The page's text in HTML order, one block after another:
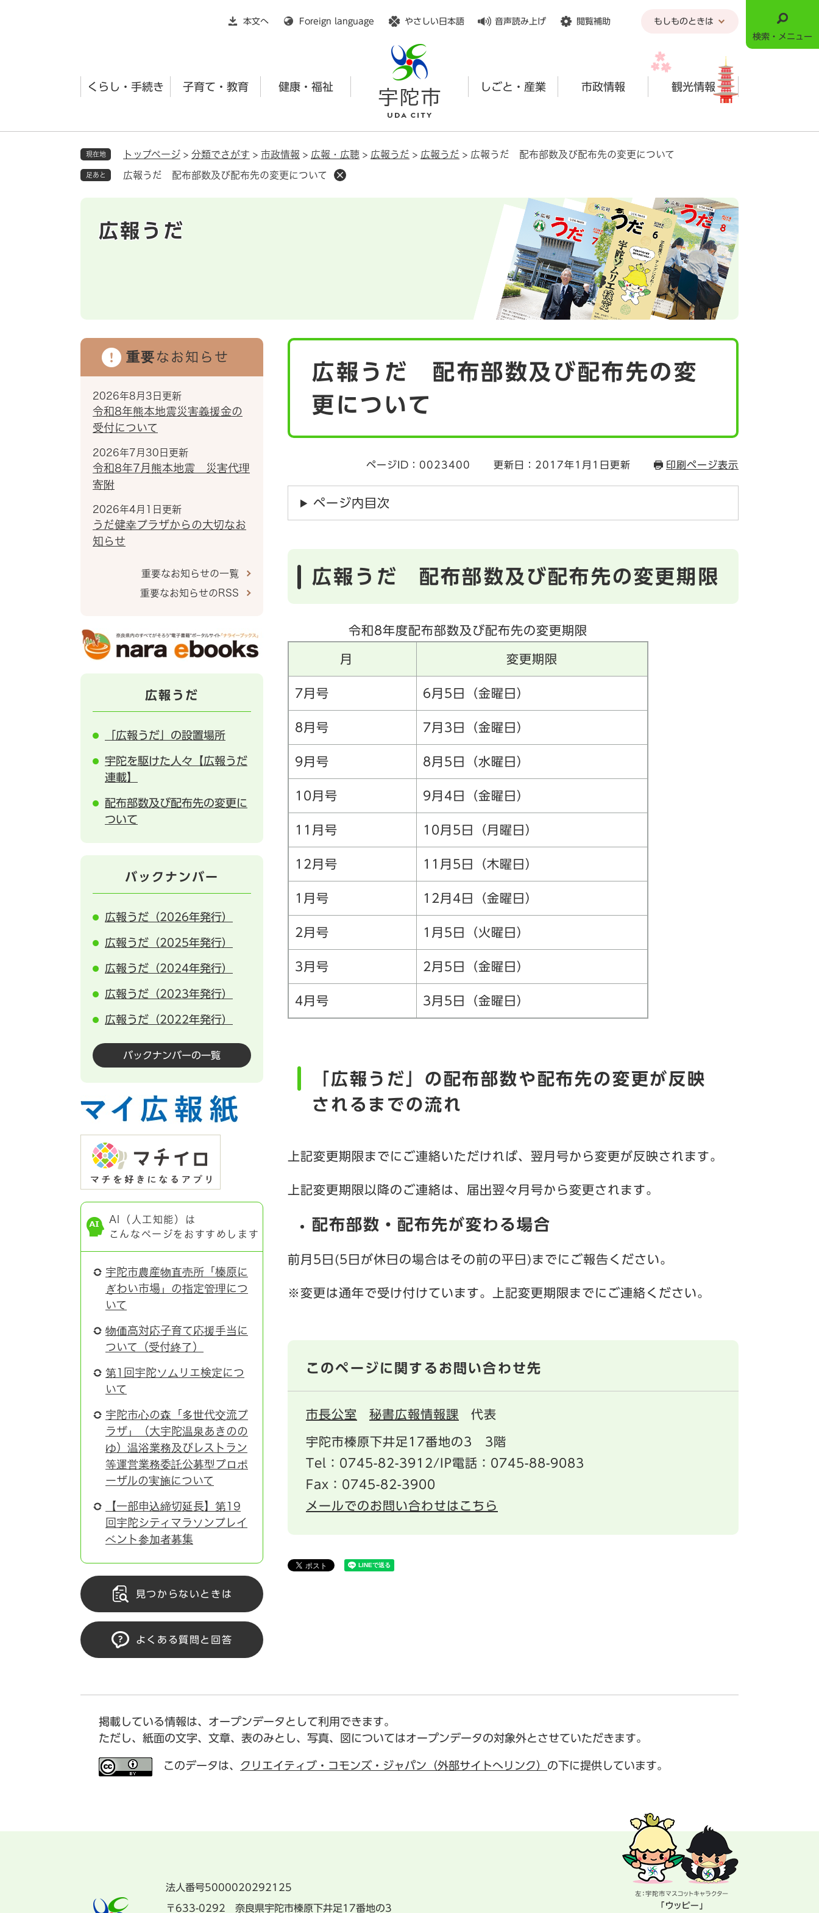
本文へ
Foreign language やさしい日本語 音声読み上げ 閲覧補助 もしものときは
くらし・手続き 子育て・教育 健康・福祉 しごと・産業 市政情報 観光情報
検索・メニュー
現在地 トップページ > 分類でさがす > 市政情報 > 広報・広聴 > 広報うだ > 広報うだ > 広報うだ 配布部数及び配布先の変更について
足あと 広報うだ 配布部数及び配布先の変更について
広報うだ
広報うだ 配布部数及び配布先の変
更について
ページID：0023400 更新日：2017年1月1日更新 印刷ページ表示
ページ内目次
広報うだ 配布部数及び配布先の変更期限
令和8年度配布部数及び配布先の変更期限
月 変更期限
7月号 6月5日（金曜日）
8月号 7月3日（金曜日）
9月号 8月5日（水曜日）
10月号 9月4日（金曜日）
11月号 10月5日（月曜日）
12月号 11月5日（木曜日）
1月号 12月4日（金曜日）
2月号 1月5日（火曜日）
3月号 2月5日（金曜日）
4月号 3月5日（金曜日）
「広報うだ」の配布部数や配布先の変更が反映
されるまでの流れ
上記変更期限までにご連絡いただければ、翌月号から変更が反映されます。
上記変更期限以降のご連絡は、届出翌々月号から変更されます。
配布部数・配布先が変わる場合
前月5日(5日が休日の場合はその前の平日)までにご報告ください。
※変更は通年で受け付けています。上記変更期限までにご連絡ください。
このページに関するお問い合わせ先
市長公室 秘書広報情報課 代表
宇陀市榛原下井足17番地の3 3階
Tel：0745-82-3912/IP電話：0745-88-9083
Fax：0745-82-3900
メールでのお問い合わせはこちら
重要なお知らせ
2026年8月3日更新
令和8年熊本地震災害義援金の
受付について
2026年7月30日更新
令和8年7月熊本地震 災害代理
寄附
2026年4月1日更新
うだ健幸プラザからの大切なお
知らせ
重要なお知らせの一覧
重要なお知らせのRSS
広報うだ
「広報うだ」の設置場所
宇陀を駆けた人々【広報うだ
連載】
配布部数及び配布先の変更に
ついて
バックナンバー
広報うだ（2026年発行）
広報うだ（2025年発行）
広報うだ（2024年発行）
広報うだ（2023年発行）
広報うだ（2022年発行）
バックナンバーの一覧
AI（人工知能）は
こんなページをおすすめします
宇陀市農産物直売所「榛原に
ぎわい市場」の指定管理につ
いて
物価高対応子育て応援手当に
ついて（受付終了）
第1回宇陀ソムリエ検定につ
いて
宇陀市心の森「多世代交流プ
ラザ」（大宇陀温泉あきのの
ゆ）温浴業務及びレストラン
等運営業務委託公募型プロポ
ーザルの実施について
【一部申込締切延長】第19
回宇陀シティマラソンプレイ
ベント参加者募集
見つからないときは
よくある質問と回答
掲載している情報は、オープンデータとして利用できます。
ただし、紙面の文字、文章、表のみとし、写真、図についてはオープンデータの対象外とさせていただきます。
このデータは、 クリエイティブ・コモンズ・ジャパン（外部サイトへリンク） の下に提供しています。
法人番号5000020292125
〒633-0292 奈良県宇陀市榛原下井足17番地の3